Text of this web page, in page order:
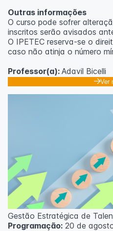
Outras informações
O curso pode sofrer
inscritos serão avisados
O IPETEC reserva-se o
caso não atinja o número
Professor(a): Adavil Bicelli
Ver
Gestão Estratégica de
Programação: 20 de